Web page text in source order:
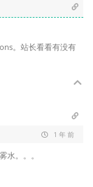
。站长看看有没有
1 年 前
水。。。